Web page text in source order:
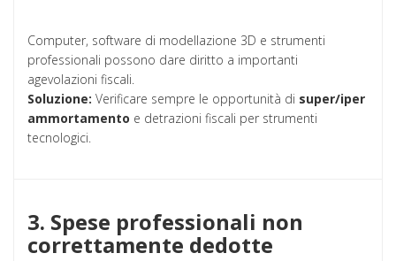
Computer, software di modellazione 3D e strumenti
professionali possono dare diritto a importanti
agevolazioni fiscali.
Soluzione: Verificare sempre le opportunità di super/iper
ammortamento e detrazioni fiscali per strumenti
tecnologici.
3. Spese professionali non
correttamente dedotte